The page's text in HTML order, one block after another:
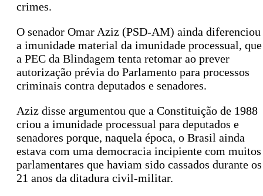
crimes.
O senador Omar Aziz (PSD-AM) ainda diferenciou
a imunidade material da imunidade processual, que
a PEC da Blindagem tenta retomar ao prever
autorização prévia do Parlamento para processos
criminais contra deputados e senadores.
Aziz disse argumentou que a Constituição de 1988
criou a imunidade processual para deputados e
senadores porque, naquela época, o Brasil ainda
estava com uma democracia incipiente com muitos
parlamentares que haviam sido cassados durante os
21 anos da ditadura civil-militar.